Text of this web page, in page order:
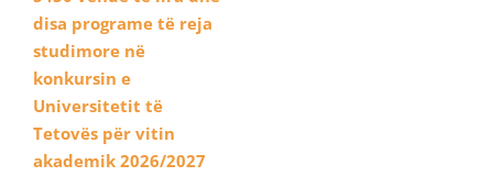
disa programe të reja
studimore në
konkursin e
Universitetit të
Tetovës për vitin
akademik 2026/2027